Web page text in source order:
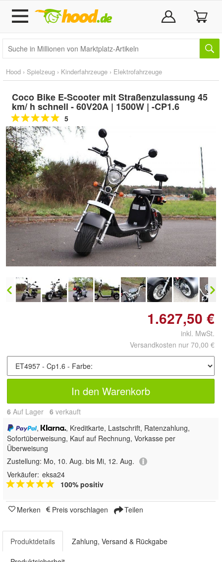
Hood › Spielzeug › Kinderfahrzeuge › Elektrofahrzeuge
Coco Bike E-Scooter mit Straßenzulassung 45
km/ h schnell - 60V20A | 1500W | -CP1.6
5
Doppelt antippen zum
vergrößern
1.627,50 €
inkl. MwSt.
Versandkosten nur 70,00 €
In den Warenkorb
6 Auf Lager 6 verkauft
,
, Kreditkarte, Lastschrift, Ratenzahlung,
Sofortüberweisung, Kauf auf Rechnung, Vorkasse per
Überweisung
Zustellung: Mo, 10. Aug. bis Mi, 12. Aug.
Verkäufer: eksa24
100% positiv
Merken Preis vorschlagen Teilen
Produktdetails Zahlung, Versand & Rückgabe